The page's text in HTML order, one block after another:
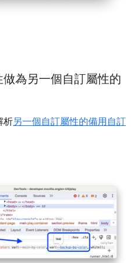
為另一個自訂屬性的
析另一個自訂屬性的備用自訂